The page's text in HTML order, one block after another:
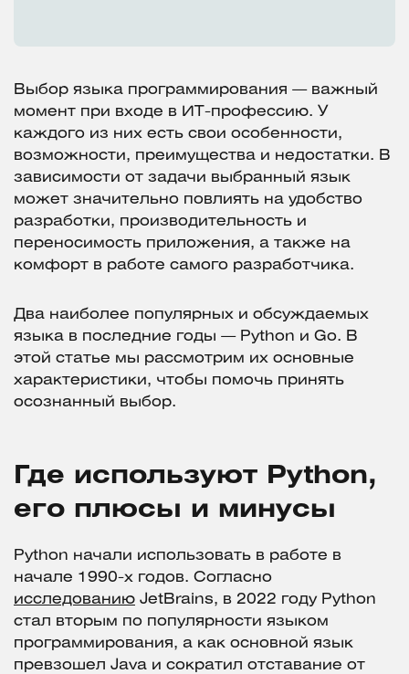
Выбор языка программирования — важный
момент при входе в ИТ-профессию. У
каждого из них есть свои особенности,
возможности, преимущества и недостатки. В
зависимости от задачи выбранный язык
может значительно повлиять на удобство
разработки, производительность и
переносимость приложения, а также на
комфорт в работе самого разработчика.
Два наиболее популярных и обсуждаемых
языка в последние годы — Python и Go. В
этой статье мы рассмотрим их основные
характеристики, чтобы помочь принять
осознанный выбор.
Где используют Python,
его плюсы и минусы
Python начали использовать в работе в
начале 1990-х годов. Согласно
исследованию JetBrains, в 2022 году Python
стал вторым по популярности языком
программирования, а как основной язык
превзошел Java и сократил отставание от